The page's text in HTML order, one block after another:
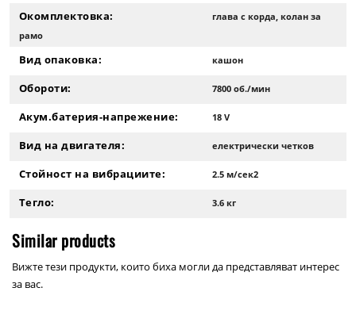
Окомплектовка:
глава с корда, колан за
рамо
Вид опаковка: кашон
Обороти: 7800 об./мин
Акум.батерия-напрежение: 18 V
Вид на двигателя: електрически четков
Стойност на вибрациите: 2.5 м/сек2
Тегло: 3.6 кг
Similar products
Вижте тези продукти, които биха могли да представляват интерес
за вас.